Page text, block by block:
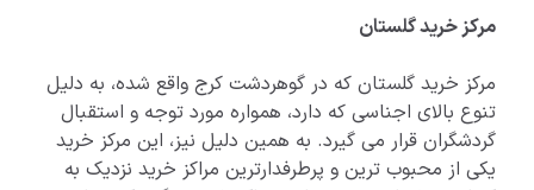
مرکز خرید گلستان
مرکز خرید گلستان که در گوهردشت کرج واقع شده، به دلیل
تنوع بالای اجناسی که دارد، همواره مورد توجه و استقبال
گردشگران قرار می گیرد. به همین دلیل نیز، این مرکز خرید
یکی از محبوب ترین و پرطرفدارترین مراکز خرید نزدیک به